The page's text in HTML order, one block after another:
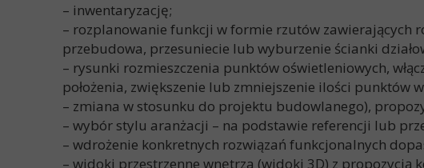
– inwentaryzację;
– rozplanowanie funkcji w formie rzutów zawierających
przebudowa, przesuniecie lub wyburzenie ścianki
– rysunki rozmieszczenia punktów oświetleniowych,
położenia, zwiększenie lub zmniejszenie ilości punktów
– zmiana w stosunku do projektu budowlanego),
– wybór stylu aranżacji – na podstawie referencji lub
– wdrożenie konkretnych rozwiązań funkcjonalnych
– widoki przestrzenne wnętrza (widoki 3D) z propozycją